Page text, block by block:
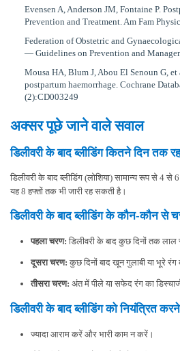
Evensen A, Anderson JM, Fontaine P.
Prevention and Treatment. Am Fam
Federation of Obstetric and
— Guidelines on Prevention and
Mousa HA, Blum J, Abou El Senoun G,
postpartum haemorrhage. Cochrane
(2):CD003249
अक्सर पूछे जाने वाले सवाल
डिलीवरी के बाद ब्लीडिंग कितने दिन तक
डिलीवरी के बाद ब्लीडिंग (लोशिया) सामान्य रूप से 4
यह 8 हफ्तों तक भी जारी रह सकती है।
डिलीवरी के बाद ब्लीडिंग के कौन-कौन से
पहला चरण: डिलीवरी के बाद कुछ दिनों तक
दूसरा चरण: कुछ दिनों बाद खून गुलाबी या भूरे रंग
तीसरा चरण: अंत में पीले या सफेद रंग का डिस्चार्ज
डिलीवरी के बाद ब्लीडिंग को नियंत्रित
ज्यादा आराम करें और भारी काम न करें।